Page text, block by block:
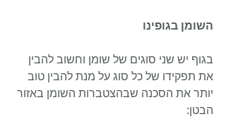
השומן בגופינו
בגוף יש שני סוגים של שומן וחשוב להבין
את תפקידו של כל סוג על מנת להבין טוב
יותר את הסכנה שבהצטברות השומן באזור
הבטן: